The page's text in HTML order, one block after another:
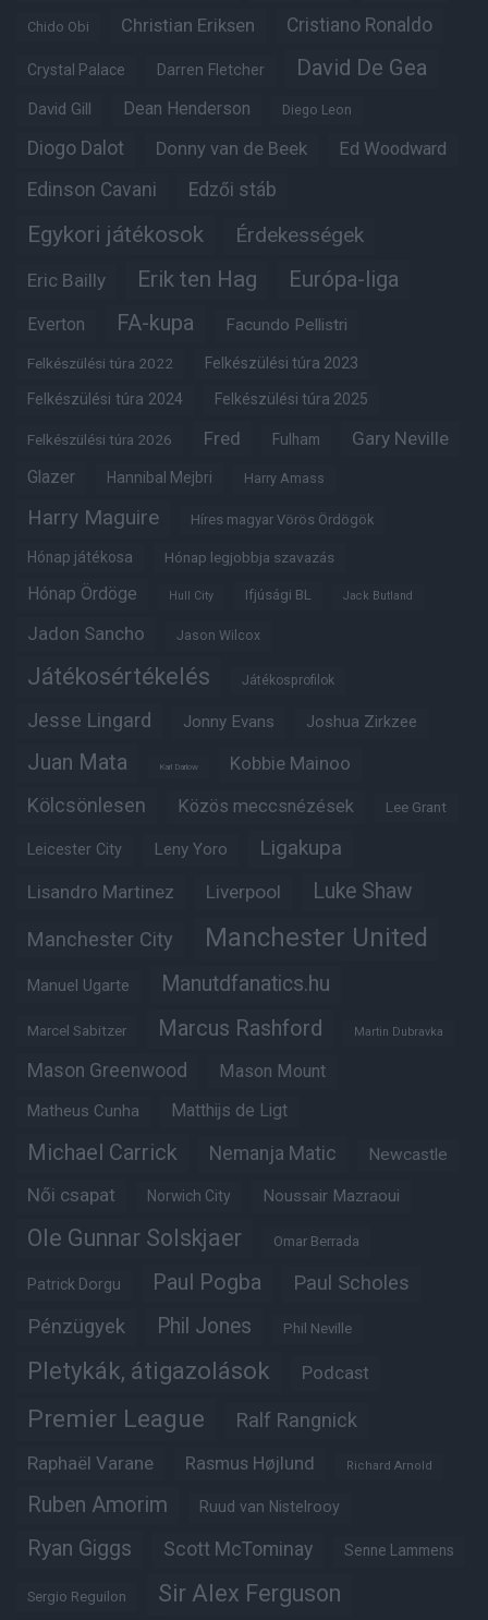
Chido Obi Christian Eriksen Cristiano Ronaldo
Crystal Palace Darren Fletcher David De Gea
David Gill Dean Henderson Diego Leon
Diogo Dalot Donny van de Beek Ed Woodward
Edinson Cavani Edzői stáb
Egykori játékosok Érdekességek
Eric Bailly Erik ten Hag Európa-liga
Everton FA-kupa Facundo Pellistri
Felkészülési túra 2022 Felkészülési túra 2023
Felkészülési túra 2024 Felkészülési túra 2025
Felkészülési túra 2026 Fred Fulham Gary Neville
Glazer Hannibal Mejbri Harry Amass
Harry Maguire Híres magyar Vörös Ördögök
Hónap játékosa Hónap legjobbja szavazás
Hónap Ördöge Hull City Ifjúsági BL Jack Butland
Jadon Sancho Jason Wilcox
Játékosértékelés Játékosprofilok
Jesse Lingard Jonny Evans Joshua Zirkzee
Juan Mata Karl Darlow Kobbie Mainoo
Kölcsönlesen Közös meccsnézések Lee Grant
Leicester City Leny Yoro Ligakupa
Lisandro Martinez Liverpool Luke Shaw
Manchester City Manchester United
Manuel Ugarte Manutdfanatics.hu
Marcel Sabitzer Marcus Rashford Martin Dubravka
Mason Greenwood Mason Mount
Matheus Cunha Matthijs de Ligt
Michael Carrick Nemanja Matic Newcastle
Női csapat Norwich City Noussair Mazraoui
Ole Gunnar Solskjaer Omar Berrada
Patrick Dorgu Paul Pogba Paul Scholes
Pénzügyek Phil Jones Phil Neville
Pletykák, átigazolások Podcast
Premier League Ralf Rangnick
Raphaël Varane Rasmus Højlund Richard Arnold
Ruben Amorim Ruud van Nistelrooy
Ryan Giggs Scott McTominay Senne Lammens
Sergio Reguilon Sir Alex Ferguson